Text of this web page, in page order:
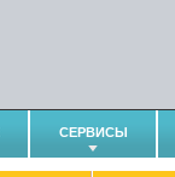
СЕРВИСЫ